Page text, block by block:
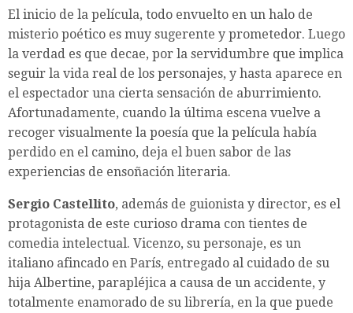
El inicio de la película, todo envuelto en un halo de
misterio poético es muy sugerente y prometedor. Luego
la verdad es que decae, por la servidumbre que implica
seguir la vida real de los personajes, y hasta aparece en
el espectador una cierta sensación de aburrimiento.
Afortunadamente, cuando la última escena vuelve a
recoger visualmente la poesía que la película había
perdido en el camino, deja el buen sabor de las
experiencias de ensoñación literaria.
Sergio Castellito, además de guionista y director, es el
protagonista de este curioso drama con tientes de
comedia intelectual. Vicenzo, su personaje, es un
italiano afincado en París, entregado al cuidado de su
hija Albertine, parapléjica a causa de un accidente, y
totalmente enamorado de su librería, en la que puede